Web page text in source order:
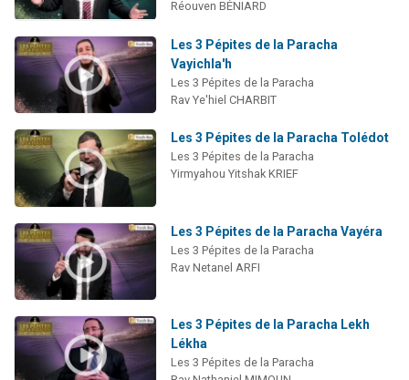
Réouven BÉNIARD
Les 3 Pépites de la Paracha
Vayichla'h
Les 3 Pépites de la Paracha
Rav Ye'hiel CHARBIT
Les 3 Pépites de la Paracha Tolédot
Les 3 Pépites de la Paracha
Yirmyahou Yitshak KRIEF
Les 3 Pépites de la Paracha Vayéra
Les 3 Pépites de la Paracha
Rav Netanel ARFI
Les 3 Pépites de la Paracha Lekh
Lékha
Les 3 Pépites de la Paracha